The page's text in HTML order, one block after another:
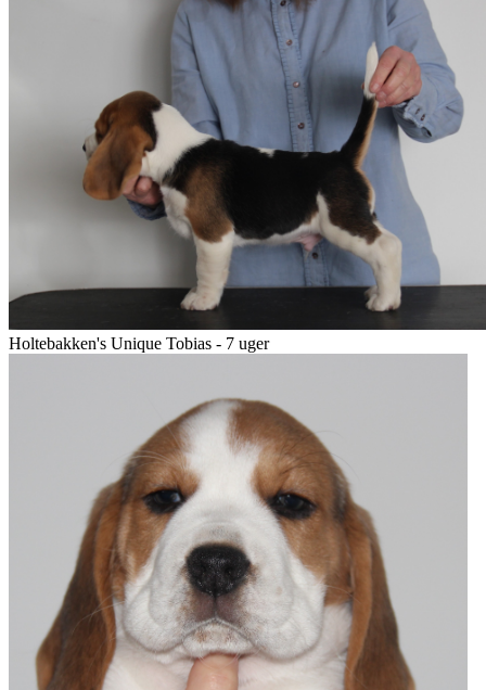
Holtebakken's Unique Tobias - 7 uger